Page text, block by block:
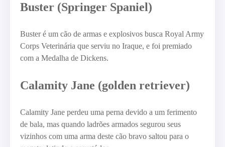
Buster (Springer Spaniel)
Buster é um cão de armas e explosivos busca Royal Army
Corps Veterinária que serviu no Iraque, e foi premiado
com a Medalha de Dickens.
Calamity Jane (golden retriever)
Calamity Jane perdeu uma perna devido a um ferimento
de bala, mas quando ladrões armados segurou seus
vizinhos com uma arma deste cão bravo saltou para o